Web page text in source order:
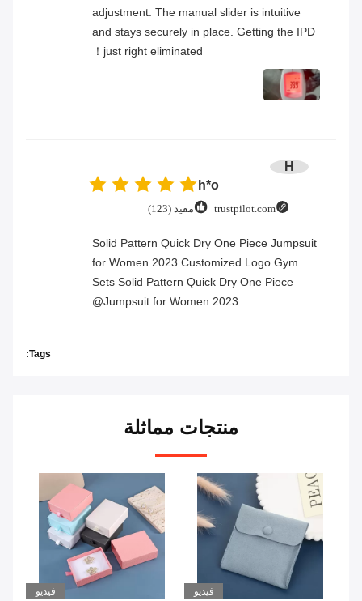
adjustment. The manual slider is intuitive
and stays securely in place. Getting the IPD
just right eliminated！
H
h*o
trustpilot.com مفيد (123)
Solid Pattern Quick Dry One Piece Jumpsuit
for Women 2023 Customized Logo Gym
Sets Solid Pattern Quick Dry One Piece
Jumpsuit for Women 2023@
Tags:
منتجات مماثلة
فيديو فيديو